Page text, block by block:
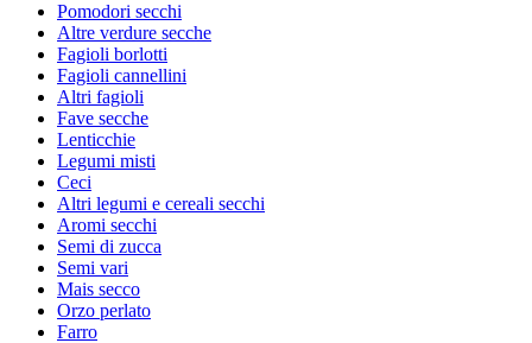
Pomodori secchi
Altre verdure secche
Fagioli borlotti
Fagioli cannellini
Altri fagioli
Fave secche
Lenticchie
Legumi misti
Ceci
Altri legumi e cereali secchi
Aromi secchi
Semi di zucca
Semi vari
Mais secco
Orzo perlato
Farro